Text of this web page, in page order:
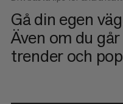
Gå din egen
Även om du
trender och